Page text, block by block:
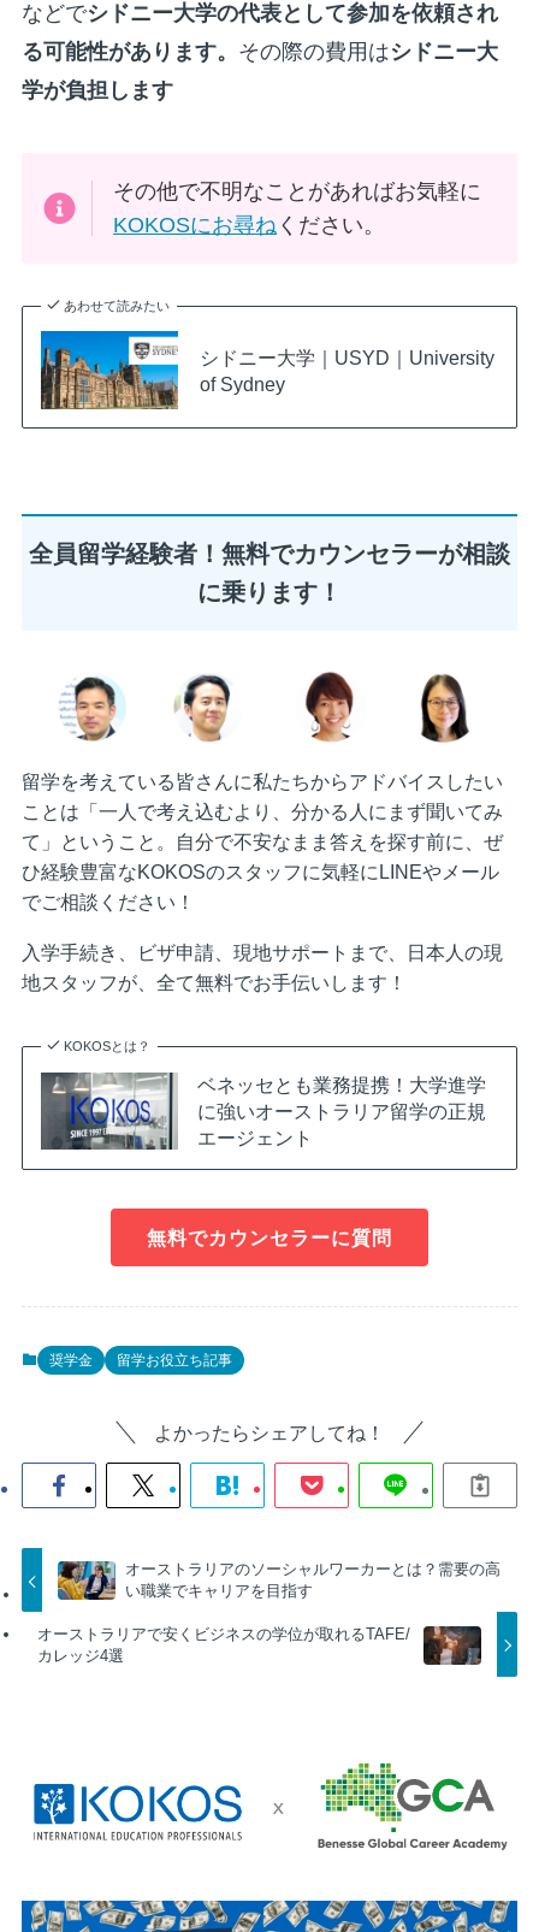
などでシドニー大学の代表として参加を依頼され
る可能性があります。 その際の費用はシドニー大
学が負担します
その他で不明なことがあればお気軽に
KOKOSにお尋ね ください。
あわせて読みたい
シドニー大学｜USYD｜University
of Sydney
全員留学経験者！無料でカウンセラーが相談
に乗ります！
留学を考えている皆さんに私たちからアドバイスしたい
ことは「一人で考え込むより、分かる人にまず聞いてみ
て」ということ。自分で不安なまま答えを探す前に、ぜ
ひ経験豊富なKOKOSのスタッフに気軽にLINEやメール
でご相談ください！
入学手続き、ビザ申請、現地サポートまで、日本人の現
地スタッフが、全て無料でお手伝いします！
KOKOSとは？
ベネッセとも業務提携！大学進学
に強いオーストラリア留学の正規
エージェント
無料でカウンセラーに質問
奨学金 留学お役立ち記事
よかったらシェアしてね！
オーストラリアのソーシャルワーカーとは？需要の高
い職業でキャリアを目指す
オーストラリアで安くビジネスの学位が取れるTAFE/
カレッジ4選